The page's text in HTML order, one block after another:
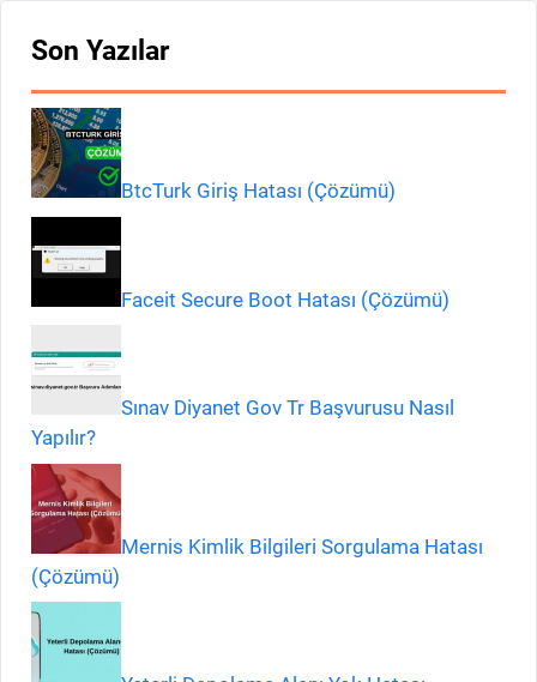
Son Yazılar
BtcTurk Giriş Hatası (Çözümü)
Faceit Secure Boot Hatası (Çözümü)
Sınav Diyanet Gov Tr Başvurusu Nasıl
Yapılır?
Mernis Kimlik Bilgileri Sorgulama Hatası
(Çözümü)